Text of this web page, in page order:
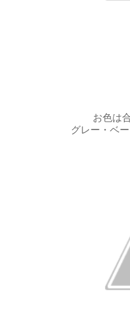
お色は
グレー・ベ